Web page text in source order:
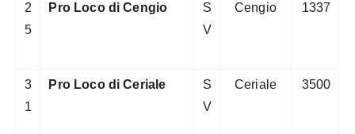
2
5
Pro Loco di Cengio
S
V
Cengio 1337
3
1
Pro Loco di Ceriale
S
V
Ceriale 3500